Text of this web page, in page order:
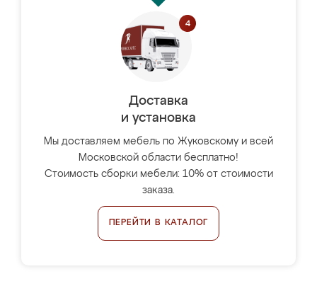
Доставка
и установка
Мы доставляем мебель по Жуковскому и всей
Московской области бесплатно!
Стоимость сборки мебели: 10% от стоимости
заказа.
ПЕРЕЙТИ В КАТАЛОГ